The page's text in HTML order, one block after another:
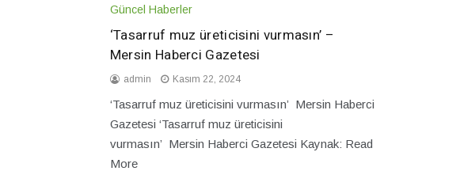
Güncel Haberler
‘Tasarruf muz üreticisini vurmasın’ –
Mersin Haberci Gazetesi
admin Kasım 22, 2024
‘Tasarruf muz üreticisini vurmasın’ Mersin Haberci
Gazetesi ‘Tasarruf muz üreticisini
vurmasın’ Mersin Haberci Gazetesi Kaynak: Read
More